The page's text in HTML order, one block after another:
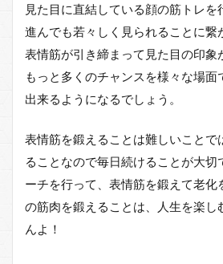
見た目に直結している顔の筋トレ
進んでも若々しく見られることに繋
表情筋が引き締まって見た目の印象
もっと多くのチャンスを様々な場面
出来るようになるでしょう。
表情筋を鍛えることは難しいことで
ることなので毎日続けることが大切
ーチを行って、表情筋を鍛えて老化
の筋肉を鍛えることは、人生を楽し
んよ！